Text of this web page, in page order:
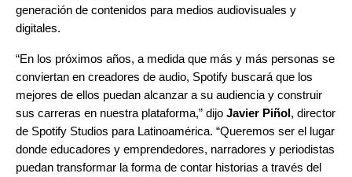
generación de contenidos para medios audiovisuales y
digitales.
“En los próximos años, a medida que más y más personas se
conviertan en creadores de audio, Spotify buscará que los
mejores de ellos puedan alcanzar a su audiencia y construir
sus carreras en nuestra plataforma,” dijo Javier Piñol, director
de Spotify Studios para Latinoamérica. “Queremos ser el lugar
donde educadores y emprendedores, narradores y periodistas
puedan transformar la forma de contar historias a través del